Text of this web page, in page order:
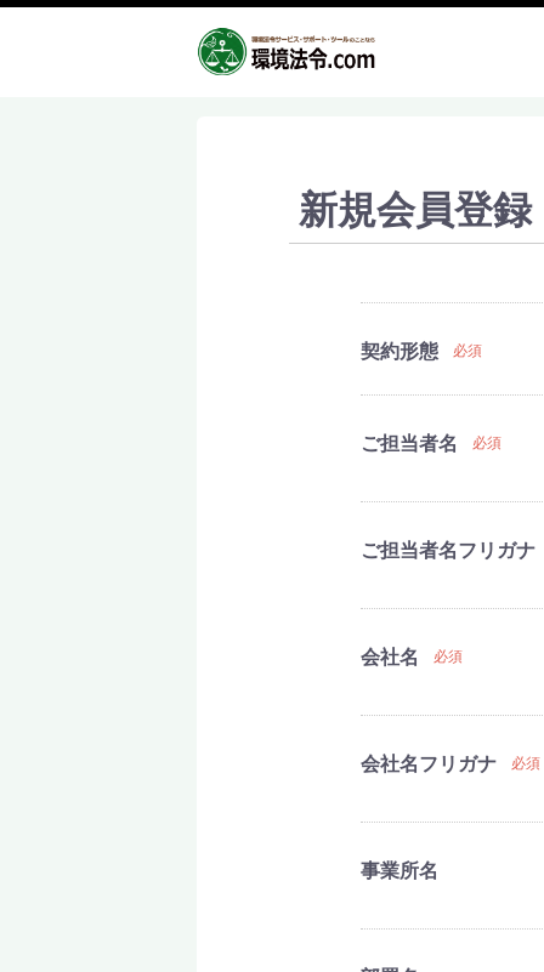
新規会員登録
契約形態 必須
ご担当者名 必須
ご担当者名フリガナ
会社名 必須
会社名フリガナ 必須
事業所名